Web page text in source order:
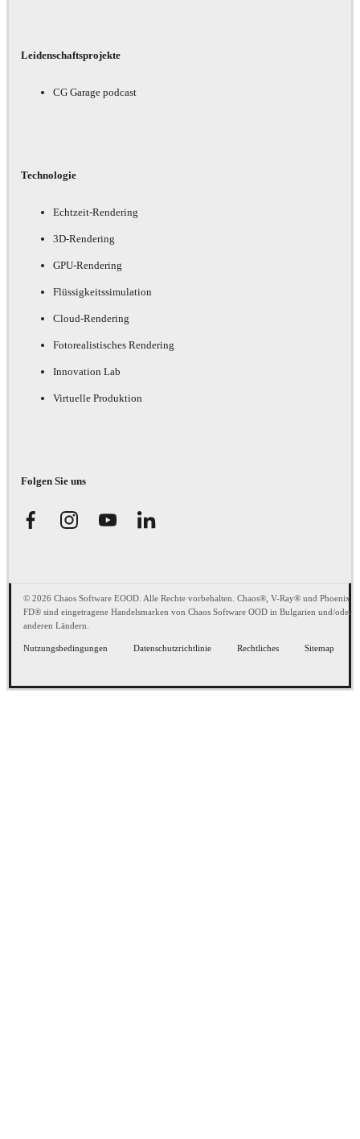
Leidenschaftsprojekte
CG Garage podcast
Technologie
Echtzeit-Rendering
3D-Rendering
GPU-Rendering
Flüssigkeitssimulation
Cloud-Rendering
Fotorealistisches Rendering
Innovation Lab
Virtuelle Produktion
Folgen Sie uns
© 2026 Chaos Software EOOD. Alle Rechte vorbehalten. Chaos®, V-Ray® und Phoenix
FD® sind eingetragene Handelsmarken von Chaos Software OOD in Bulgarien und/oder
anderen Ländern.
Nutzungsbedingungen Datenschutzrichtlinie Rechtliches Sitemap